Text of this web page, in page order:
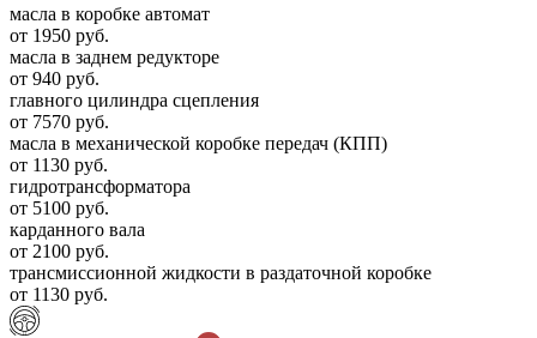
масла в коробке автомат
от 1950 руб.
масла в заднем редукторе
от 940 руб.
главного цилиндра сцепления
от 7570 руб.
масла в механической коробке передач (КПП)
от 1130 руб.
гидротрансформатора
от 5100 руб.
карданного вала
от 2100 руб.
трансмиссионной жидкости в раздаточной коробке
от 1130 руб.